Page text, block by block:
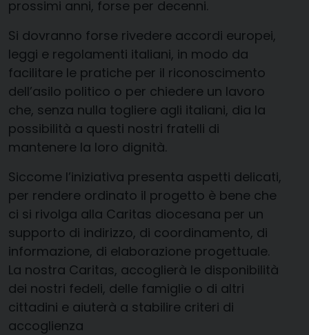
prossimi anni, forse per decenni.
Si dovranno forse rivedere accordi europei,
leggi e regolamenti italiani, in modo da
facilitare le pratiche per il riconoscimento
dell’asilo politico o per chiedere un lavoro
che, senza nulla togliere agli italiani, dia la
possibilità a questi nostri fratelli di
mantenere la loro dignità.
Siccome l’iniziativa presenta aspetti delicati,
per rendere ordinato il progetto è bene che
ci si rivolga alla Caritas diocesana per un
supporto di indirizzo, di coordinamento, di
informazione, di elaborazione progettuale.
La nostra Caritas, accoglierà le disponibilità
dei nostri fedeli, delle famiglie o di altri
cittadini e aiuterà a stabilire criteri di
accoglienza